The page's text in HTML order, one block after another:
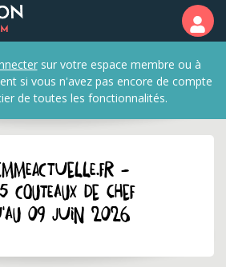
sur votre espace membre ou à
si vous n'avez pas encore de compte
de toutes les fonctionnalités.
-
couteaux de Chef
09 juin 2026